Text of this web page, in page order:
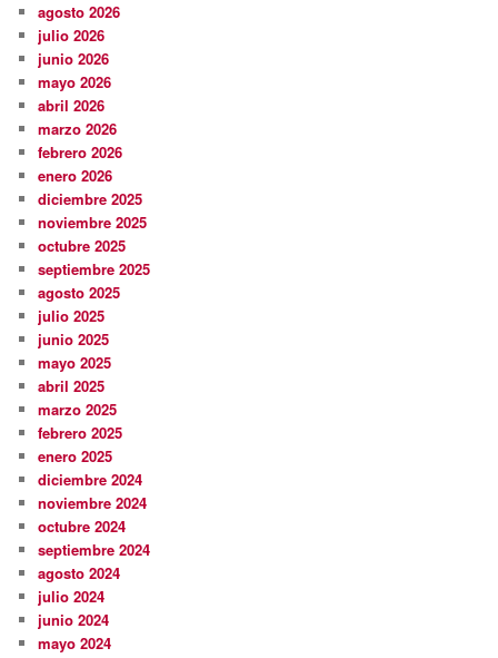
agosto 2026
julio 2026
junio 2026
mayo 2026
abril 2026
marzo 2026
febrero 2026
enero 2026
diciembre 2025
noviembre 2025
octubre 2025
septiembre 2025
agosto 2025
julio 2025
junio 2025
mayo 2025
abril 2025
marzo 2025
febrero 2025
enero 2025
diciembre 2024
noviembre 2024
octubre 2024
septiembre 2024
agosto 2024
julio 2024
junio 2024
mayo 2024